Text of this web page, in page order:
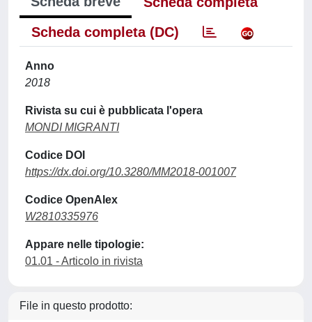
Scheda completa (DC)
Anno
2018
Rivista su cui è pubblicata l'opera
MONDI MIGRANTI
Codice DOI
https://dx.doi.org/10.3280/MM2018-001007
Codice OpenAlex
W2810335976
Appare nelle tipologie:
01.01 - Articolo in rivista
File in questo prodotto: